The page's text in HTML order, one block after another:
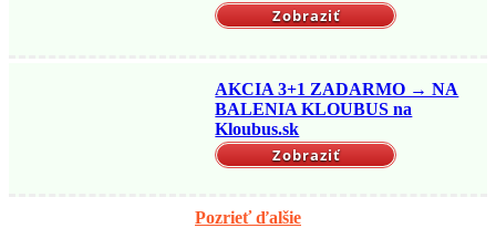
Zobraziť
AKCIA 3+1 ZADARMO → NA
BALENIA KLOUBUS na
Kloubus.sk
Zobraziť
Pozrieť ďalšie